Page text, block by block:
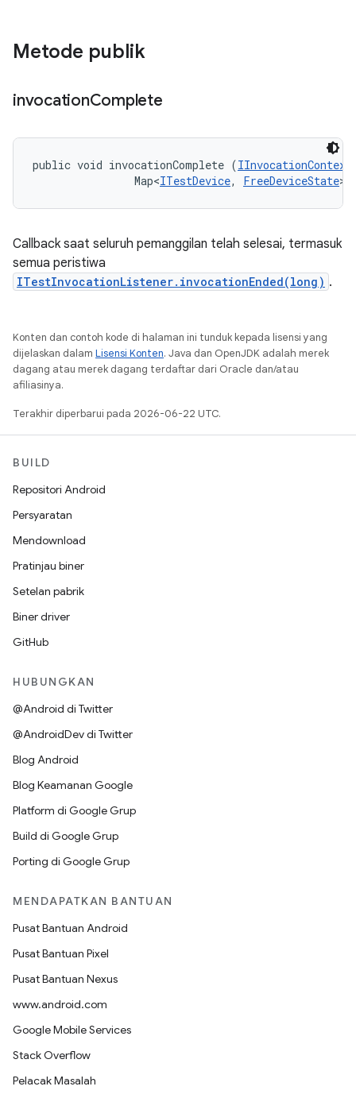
Metode publik
invocationComplete
public void invocationComplete (IInvocationContext
                Map<
ITestDevice, FreeDeviceState>
Callback saat seluruh pemanggilan telah selesai, termasuk
semua peristiwa
ITestInvocationListener.invocationEnded(long) .
Konten dan contoh kode di halaman ini tunduk kepada lisensi yang
dijelaskan dalam Lisensi Konten. Java dan OpenJDK adalah merek
dagang atau merek dagang terdaftar dari Oracle dan/atau
afiliasinya.
Terakhir diperbarui pada 2026-06-22 UTC.
BUILD
Repositori Android
Persyaratan
Mendownload
Pratinjau biner
Setelan pabrik
Biner driver
GitHub
HUBUNGKAN
@Android di Twitter
@AndroidDev di Twitter
Blog Android
Blog Keamanan Google
Platform di Google Grup
Build di Google Grup
Porting di Google Grup
MENDAPATKAN BANTUAN
Pusat Bantuan Android
Pusat Bantuan Pixel
Pusat Bantuan Nexus
www.android.com
Google Mobile Services
Stack Overflow
Pelacak Masalah